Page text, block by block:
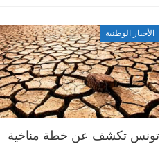
الأخبار الوطنية
تونس تكشف عن خطة مناخية